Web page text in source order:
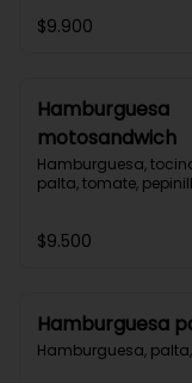
$9.900
Hamburguesa
motosandwich
Hamburguesa,
palta, tomate,
$9.500
Hamburguesa
Hamburguesa,